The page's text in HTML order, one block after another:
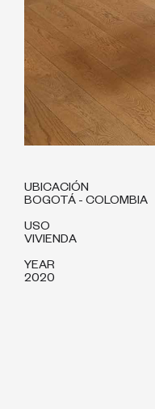
UBICACIÓN
BOGOTÁ - COLOMBIA
USO
VIVIENDA
YEAR
2020